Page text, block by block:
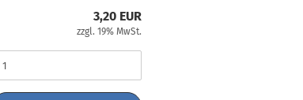
3,20 EUR
zzgl. 19% MwSt.